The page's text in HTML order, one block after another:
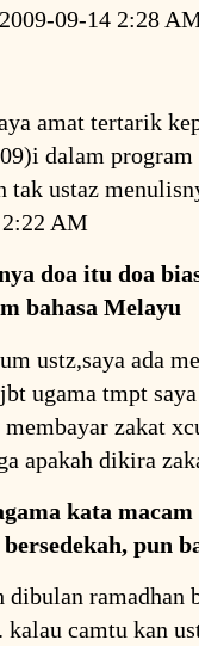
09-14 2:28
amat tertarik
dalam
tak ustaz
AM
doa itu doa
bahasa Melayu
ustz,saya ada
ugama tmpt
zakat
apakah dikira
kata
pun
dibulan ramadhan
kalau camtu kan